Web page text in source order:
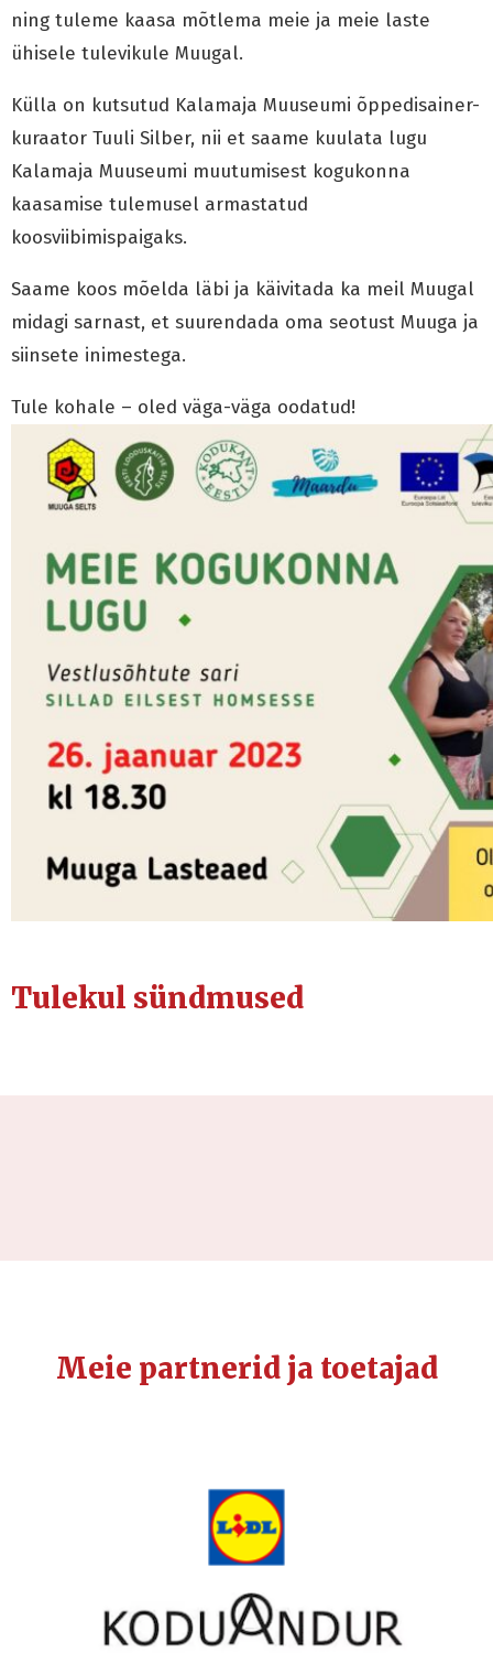
ning tuleme kaasa mõtlema meie ja meie laste
ühisele tulevikule Muugal.
Külla on kutsutud Kalamaja Muuseumi õppedisainer-
kuraator Tuuli Silber, nii et saame kuulata lugu
Kalamaja Muuseumi muutumisest kogukonna
kaasamise tulemusel armastatud
koosviibimispaigaks.
Saame koos mõelda läbi ja käivitada ka meil Muugal
midagi sarnast, et suurendada oma seotust Muuga ja
siinsete inimestega.
Tule kohale – oled väga-väga oodatud!
Tulekul sündmused
Meie partnerid ja toetajad